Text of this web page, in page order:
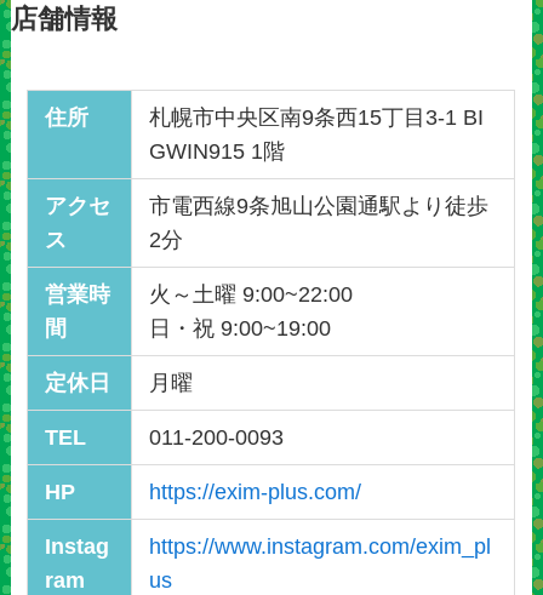
店舗情報
住所
札幌市中央区南9条西15丁目3-1 BI
GWIN915 1階
アクセ
ス
市電西線9条旭山公園通駅より徒歩
2分
営業時
間
火～土曜 9:00~22:00
日・祝 9:00~19:00
定休日 月曜
TEL 011-200-0093
HP https://exim-plus.com/
Instag
ram
https://www.instagram.com/exim_pl
us